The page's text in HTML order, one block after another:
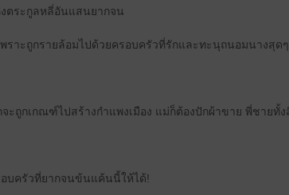
ตระกูลหลี่อันแสนยากจน
ราะถูกรายล้อมไปด้วยครอบครัวที่รักและทะนุถนอมนางสุด
ะถูกเกณฑ์ไปสร้างกำแพงเมือง แม่ก็ต้องปักผ้าขาย พี่ชายทั้
อบครัวที่ยากจนข้นแค้นนี้ให้ได้!